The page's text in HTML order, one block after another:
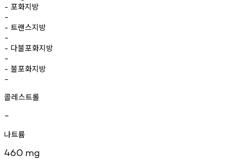
- 포화지방
-
- 트랜스지방
-
- 다불포화지방
-
- 불포화지방
-
콜레스트롤
-
나트륨
460 mg